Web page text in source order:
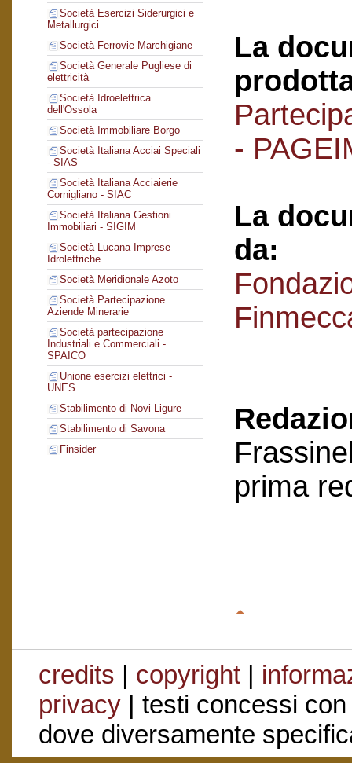
Società Esercizi Siderurgici e
Metallurgici
Società Ferrovie Marchigiane
Società Generale Pugliese di
elettricità
Società Idroelettrica
dell'Ossola
Società Immobiliare Borgo
Società Italiana Acciai Speciali
- SIAS
Società Italiana Acciaierie
Cornigliano - SIAC
Società Italiana Gestioni
Immobiliari - SIGIM
Società Lucana Imprese
Idrolettriche
Società Meridionale Azoto
Società Partecipazione
Aziende Minerarie
Società partecipazione
Industriali e Commerciali -
SPAICO
Unione esercizi elettrici -
UNES
Stabilimento di Novi Ligure
Stabilimento di Savona
Finsider
La
-
La
da:
prima
credits | copyright|
privacy| testi concessi
dove diversamente